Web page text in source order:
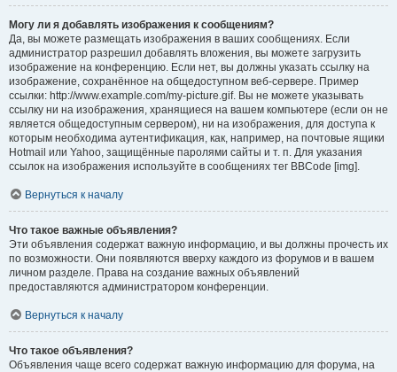
Могу ли я добавлять изображения к сообщениям?
Да, вы можете размещать изображения в ваших сообщениях. Если
администратор разрешил добавлять вложения, вы можете загрузить
изображение на конференцию. Если нет, вы должны указать ссылку на
изображение, сохранённое на общедоступном веб-сервере. Пример
ссылки: http://www.example.com/my-picture.gif. Вы не можете указывать
ссылку ни на изображения, хранящиеся на вашем компьютере (если он не
является общедоступным сервером), ни на изображения, для доступа к
которым необходима аутентификация, как, например, на почтовые ящики
Hotmail или Yahoo, защищённые паролями сайты и т. п. Для указания
ссылок на изображения используйте в сообщениях тег BBCode [img].
Вернуться к началу
Что такое важные объявления?
Эти объявления содержат важную информацию, и вы должны прочесть их
по возможности. Они появляются вверху каждого из форумов и в вашем
личном разделе. Права на создание важных объявлений
предоставляются администратором конференции.
Вернуться к началу
Что такое объявления?
Объявления чаще всего содержат важную информацию для форума, на